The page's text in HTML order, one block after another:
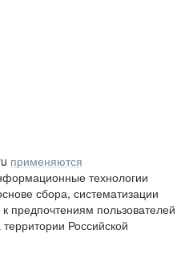
применяются
технологии
сбора, систематизации
предпочтениям пользователей
Российской